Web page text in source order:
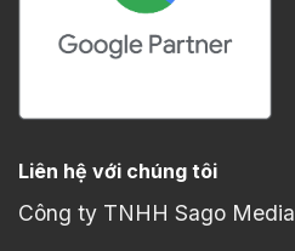
Liên hệ với chúng tôi
Công ty TNHH Sago Media